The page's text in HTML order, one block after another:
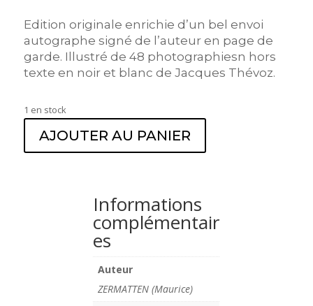
Edition originale enrichie d’un bel envoi
autographe signé de l’auteur en page de
garde. Illustré de 48 photographiesn hors
texte en noir et blanc de Jacques Thévoz.
1 en stock
AJOUTER AU PANIER
Informations
complémentair
es
Auteur
ZERMATTEN (Maurice)